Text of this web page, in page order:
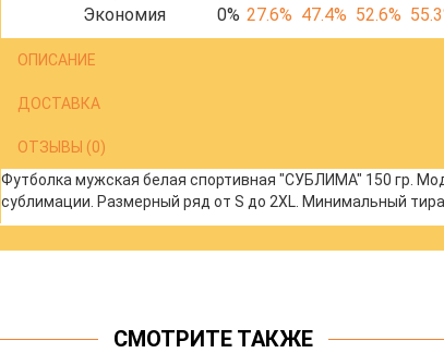
Экономия
0% 27.6% 47.4% 52.6%
ОПИСАНИЕ
ДОСТАВКА
ОТЗЫВЫ (0)
Футболка мужская белая спортивная "СУБЛИМА" 150 гр.
сублимации. Размерный ряд от S до 2XL. Минимальный
СМОТРИТЕ ТАКЖЕ